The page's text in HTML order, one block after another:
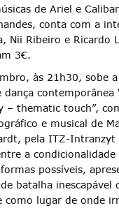
de Ariel e
conta com a
Nii Ribeiro e Ricardo
3€.
às 21h30, sobe
dança contemporânea
– thematic touch”,
e musical de
pela ITZ-Intranzyt
a condicionalidade
possíveis,
batalha inescapável
como lugar de onde